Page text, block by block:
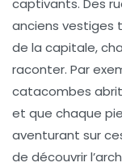
captivants. Des
anciens vestiges
de la capitale,
raconter. Par
catacombes
et que chaque
aventurant sur
de découvrir l’